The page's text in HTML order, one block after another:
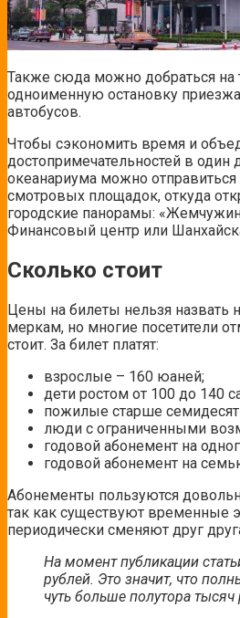
Также сюда можно добраться на
одноименную остановку
автобусов.
Чтобы сэкономить время и
достопримечательностей в один
океанариума можно отправиться
смотровых площадок, откуда
городские панорамы:
Финансовый центр или
Сколько стоит
Цены на билеты нельзя назвать
меркам, но многие посетители
стоит. За билет платят:
взрослые – 160 юаней;
дети ростом от 100 до 140
пожилые старше
люди с ограниченными
годовой абонемент на
годовой абонемент на
Абонементы пользуются
так как существуют временные
периодически сменяют друг
На момент публикации
рублей. Это значит, что
чуть больше полутора тысяч